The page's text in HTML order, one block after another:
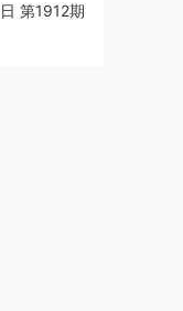
第1912期